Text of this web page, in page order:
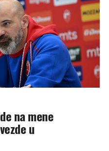
na mene
u